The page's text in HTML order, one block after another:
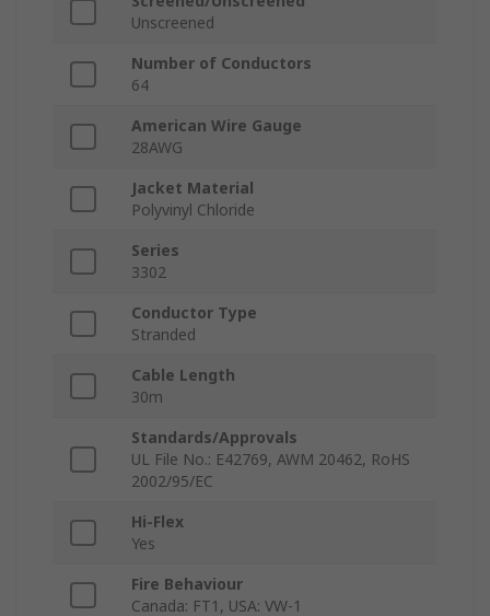
Unscreened
Number of Conductors
64
American Wire Gauge
28AWG
Jacket Material
Polyvinyl Chloride
Series
3302
Conductor Type
Stranded
Cable Length
30m
Standards/Approvals
UL File No.: E42769, AWM 20462, RoHS
2002/95/EC
Hi-Flex
Yes
Fire Behaviour
Canada: FT1, USA: VW-1